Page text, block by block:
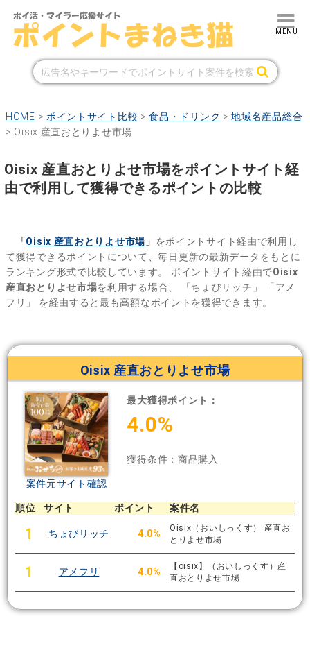
HOME > ポイントサイト比較 >食品・ドリンク >地域名産品総合
> Oisix 産直おとりよせ市場
Oisix 産直おとりよせ市場をポイントサイト経
由で利用して獲得できるポイントの比較
「 Oisix 産直おとりよせ市場」 をポイントサイト経由で利用し
て獲得できるポイントについて、毎日更新の最新データをもとに
ランキング形式で比較しています。 ポイントサイト経由でOisix
産直おとりよせ市場を利用する場合、 「ちょびリッチ」
「アメ
フリ」
を経由すると最も高額なポイントを獲得できます。
Oisix 産直おとりよせ市場
案件元サイト確認
最大獲得ポイント：
4.0%
獲得条件：商品購入
順位 サイト ポイント 案件名
1 ちょびリッチ 4.0%
Oisix（おいしっくす） 産直お
とりよせ市場
1 アメフリ 4.0%
【oisix】（おいしっくす）産
直おとりよせ市場